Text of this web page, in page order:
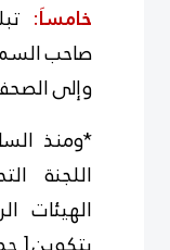
خامساَ:
صاحب
وإلى
*ومنذ
اللجنة
الهيئات